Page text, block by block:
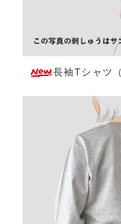
長袖Tシャツ